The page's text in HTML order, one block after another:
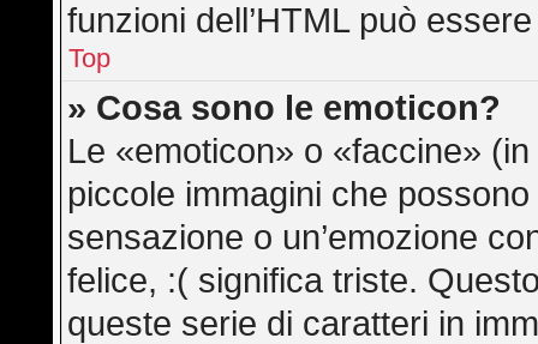
funzioni dell’HTML può
Top
» Cosa sono le emoticon?
Le «emoticon» o «faccine»
piccole immagini che
sensazione o un’emozione
felice, :( significa triste.
queste serie di caratteri in